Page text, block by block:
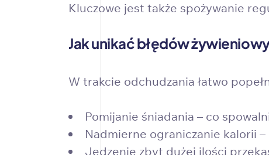
Kluczowe jest także spożywanie
Jak unikać błędów
W trakcie odchudzania łatwo
Pomijanie śniadania – co
Nadmierne ograniczanie kalorii
Jedzenie zbyt dużej ilości